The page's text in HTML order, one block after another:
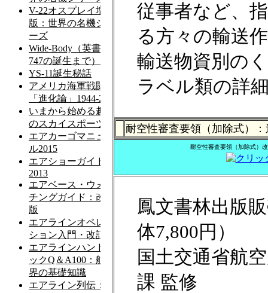
従事者など、
る方々の輸送
輸送物資別の
ラベル類の詳
耐空性審査要領（加除式）
耐空性審査要領（加除式）
鳳文書林出版
体7,800円）
国土交通省航
課 監修